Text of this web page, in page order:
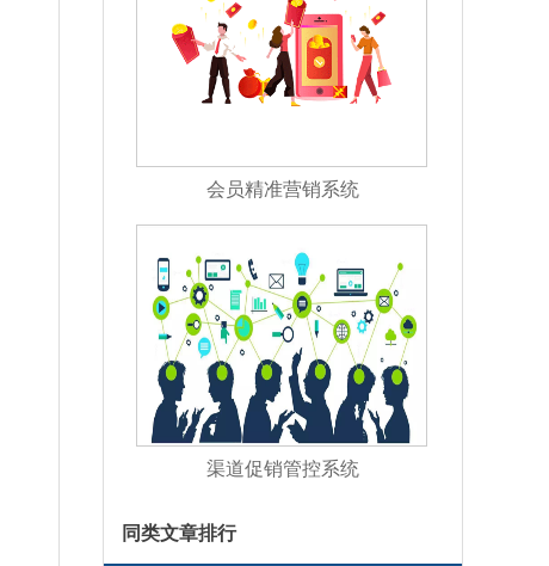
会员精准营销系统
渠道促销管控系统
同类文章排行